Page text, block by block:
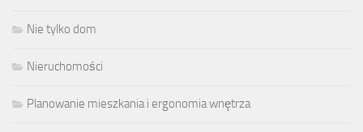
Nie tylko dom
Nieruchomości
Planowanie mieszkania i ergonomia wnętrza